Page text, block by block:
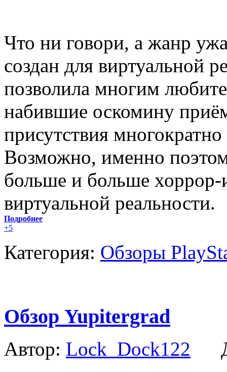
Что ни говори, а жанр
создан для виртуальной
позволила многим
набившие оскомину
присутствия
Возможно, именно
больше и больше
виртуальной реальности.
Подробнее
+5
Категория: Обзоры
Обзор Yupitergrad
Автор: Lock_Dock122